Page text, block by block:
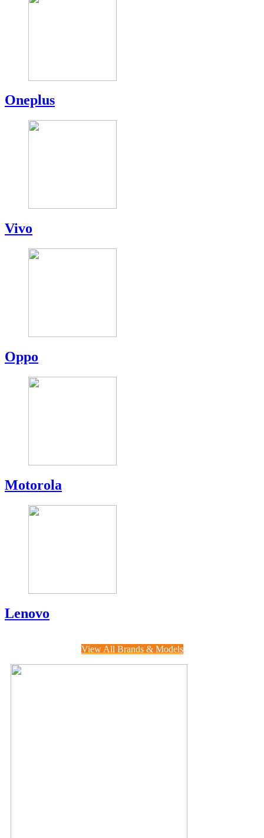
Oneplus
Vivo
Oppo
Motorola
Lenovo
View All Brands & Models